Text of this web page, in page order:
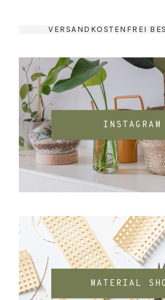
VERSANDKOSTENFREI
INSTAGRAM
MATERIAL